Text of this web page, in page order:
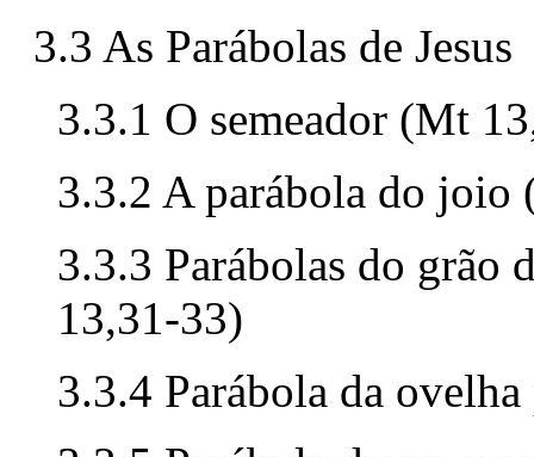
3.3 As Parábolas de Jesus
3.3.1 O semeador (Mt
3.3.2 A parábola do
3.3.3 Parábolas do grão
13,31-33)
3.3.4 Parábola da